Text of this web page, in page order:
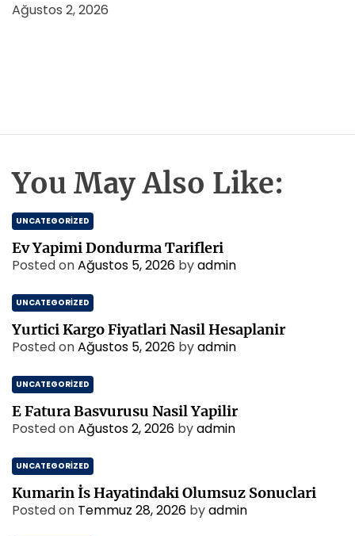
Ağustos 2, 2026
You May Also Like:
UNCATEGORIZED
Ev Yapimi Dondurma Tarifleri
Posted onAğustos 5, 2026 byadmin
UNCATEGORIZED
Yurtici Kargo Fiyatlari Nasil Hesaplanir
Posted onAğustos 5, 2026 byadmin
UNCATEGORIZED
E Fatura Basvurusu Nasil Yapilir
Posted onAğustos 2, 2026 byadmin
UNCATEGORIZED
Kumarin İs Hayatindaki Olumsuz Sonuclari
Posted on Temmuz 28, 2026 byadmin